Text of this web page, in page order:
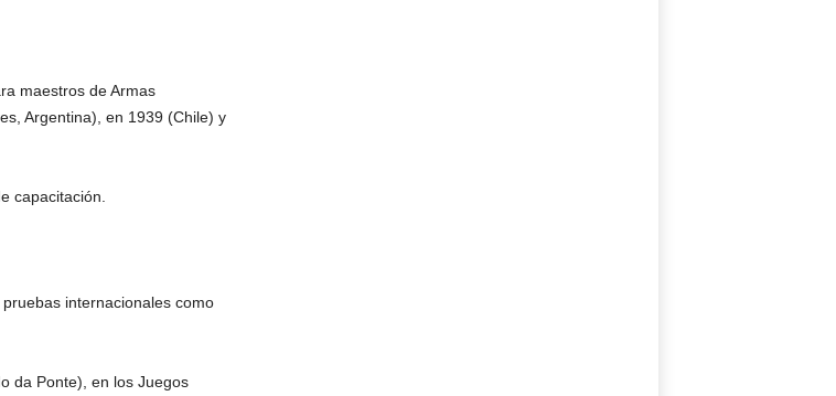
maestros de Armas
Argentina), en 1939 (Chile) y
capacitación.
internacionales como
da Ponte), en los Juegos